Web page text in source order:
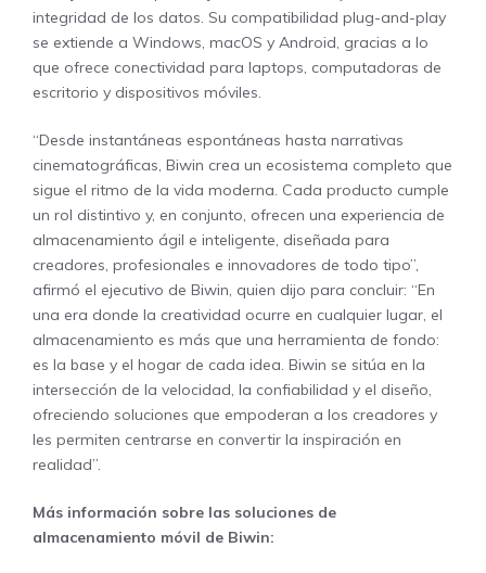
integridad de los datos. Su compatibilidad plug-and-play
se extiende a Windows, macOS y Android, gracias a lo
que ofrece conectividad para laptops, computadoras de
escritorio y dispositivos móviles.
“Desde instantáneas espontáneas hasta narrativas
cinematográficas, Biwin crea un ecosistema completo que
sigue el ritmo de la vida moderna. Cada producto cumple
un rol distintivo y, en conjunto, ofrecen una experiencia de
almacenamiento ágil e inteligente, diseñada para
creadores, profesionales e innovadores de todo tipo”,
afirmó el ejecutivo de Biwin, quien dijo para concluir: “En
una era donde la creatividad ocurre en cualquier lugar, el
almacenamiento es más que una herramienta de fondo:
es la base y el hogar de cada idea. Biwin se sitúa en la
intersección de la velocidad, la confiabilidad y el diseño,
ofreciendo soluciones que empoderan a los creadores y
les permiten centrarse en convertir la inspiración en
realidad”.
Más información sobre las soluciones de
almacenamiento móvil de Biwin: